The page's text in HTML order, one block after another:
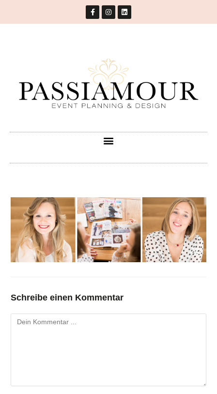
Schreibe einen Kommentar